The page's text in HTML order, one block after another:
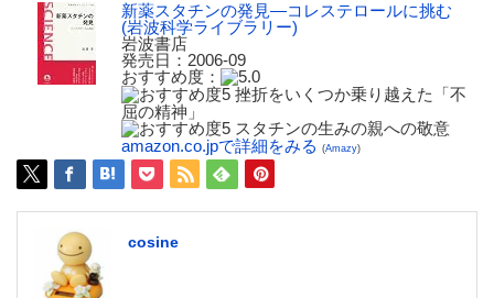
新薬スタチンの発見―コレステロールに挑む
(岩波科学ライブラリー)
岩波書店
発売日：2006-09
おすすめ度：
挫折をいくつか乗り越えた「不
屈の精神」
スタチンの生みの親への敬意
amazon.co.jpで詳細をみる (Amazy)
cosine